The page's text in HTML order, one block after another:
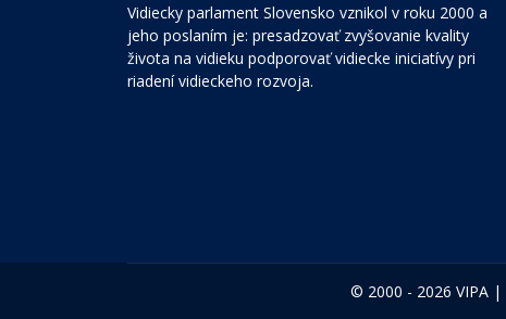
Vidiecky parlament Slovensko vznikol v roku 2000 a
jeho poslaním je: presadzovať zvyšovanie kvality
života na vidieku podporovať vidiecke iniciatívy pri
riadení vidieckeho rozvoja.
© 2000 - 2026 VIPA |